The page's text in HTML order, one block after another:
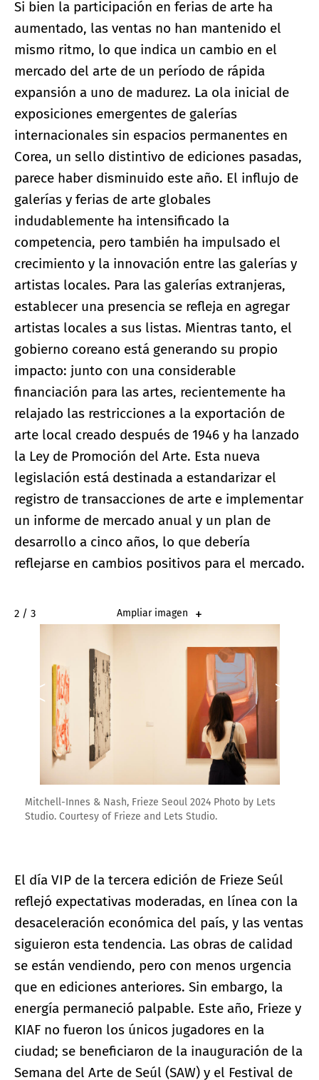
Si bien la participación en ferias de arte ha
aumentado, las ventas no han mantenido el
mismo ritmo, lo que indica un cambio en el
mercado del arte de un período de rápida
expansión a uno de madurez. La ola inicial de
exposiciones emergentes de galerías
internacionales sin espacios permanentes en
Corea, un sello distintivo de ediciones pasadas,
parece haber disminuido este año. El influjo de
galerías y ferias de arte globales
indudablemente ha intensificado la
competencia, pero también ha impulsado el
crecimiento y la innovación entre las galerías y
artistas locales. Para las galerías extranjeras,
establecer una presencia se refleja en agregar
artistas locales a sus listas. Mientras tanto, el
gobierno coreano está generando su propio
impacto: junto con una considerable
financiación para las artes, recientemente ha
relajado las restricciones a la exportación de
arte local creado después de 1946 y ha lanzado
la Ley de Promoción del Arte. Esta nueva
legislación está destinada a estandarizar el
registro de transacciones de arte e implementar
un informe de mercado anual y un plan de
desarrollo a cinco años, lo que debería
reflejarse en cambios positivos para el mercado.
2 / 3 Ampliar imagen
Mitchell-Innes & Nash, Frieze Seoul 2024 Photo by Lets
Studio. Courtesy of Frieze and Lets Studio.
El día VIP de la tercera edición de Frieze Seúl
reflejó expectativas moderadas, en línea con la
desaceleración económica del país, y las ventas
siguieron esta tendencia. Las obras de calidad
se están vendiendo, pero con menos urgencia
que en ediciones anteriores. Sin embargo, la
energía permaneció palpable. Este año, Frieze y
KIAF no fueron los únicos jugadores en la
ciudad; se beneficiaron de la inauguración de la
Semana del Arte de Seúl (SAW) y el Festival de